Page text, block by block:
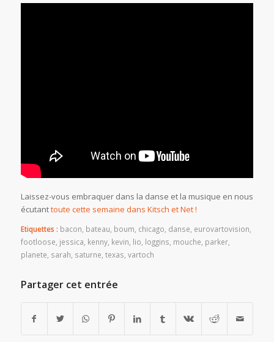
Laissez-vous embraquer dans la danse et la musique en nous
écutanttoute cette semaine dans Kitsch et Net !
Etiquettes : bacon bateau boum chicago danse eurovartovision
footloose jessica kenny, kevin lio loggins mouche parker,
planete sarah saturne texas vartoch
Partager cet entrée